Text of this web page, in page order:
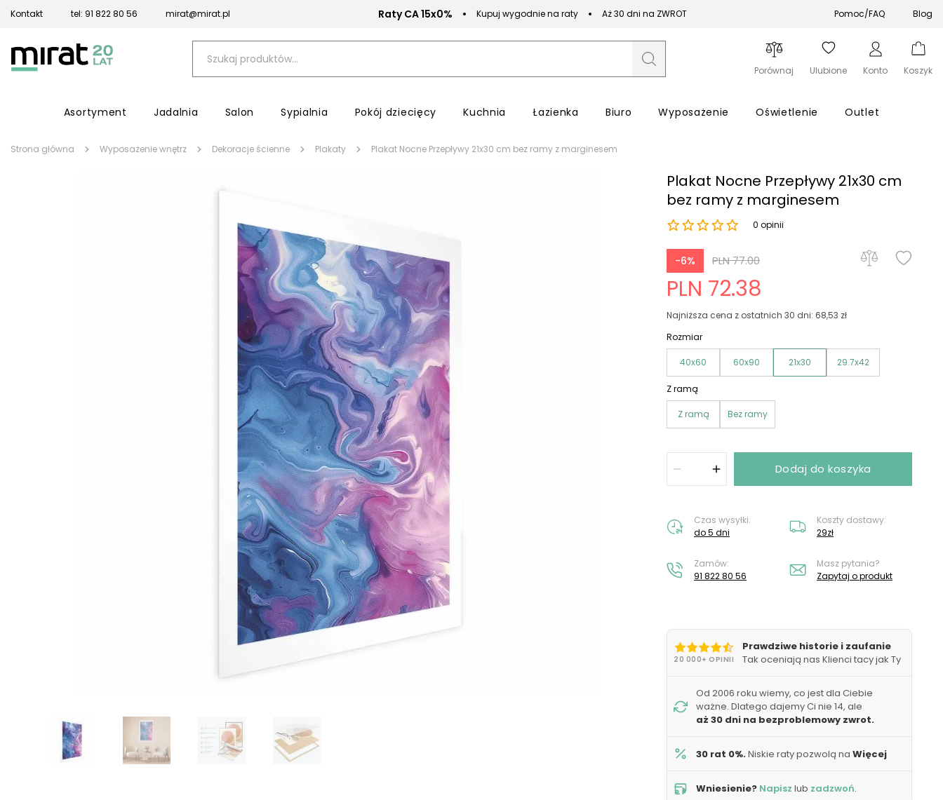
Kontakt tel: 91 822 80 56 mirat@mirat.pl Raty CA 15x0% Kupuj wygodnie na raty Aż 30 dni na ZWROT Pomoc/FAQ Blog
Porównaj Ulubione Konto
Zapomniałeś hasła?
Nie masz konta? Załóż konto
Koszyk
Asortyment Jadalnia Salon Sypialnia Pokój dziecięcy Kuchnia Łazienka Biuro Wyposażenie Oświetlenie Outlet
Strona główna Wyposażenie wnętrz Dekoracje ścienne Plakaty Plakat Nocne Przepływy 21x30 cm bez ramy z marginesem
Plakat Nocne Przepływy 21x30 cm
bez ramy z marginesem
0 opinii
-6% PLN 77.00
PLN 72.38
Najniższa cena z ostatnich 30 dni: 68,53 zł
Rozmiar
40x60 60x90 21x30 29.7x42
Z ramą
Z ramą Bez ramy
Dodaj do koszyka
Czas wysyłki:
do 5 dni
Koszty dostawy:
29zł
Zamów:
91 822 80 56
Masz pytania?
Zapytaj o produkt
20 000+ OPINII
Prawdziwe historie i zaufanie
Tak oceniają nas Klienci tacy jak Ty
Od 2006 roku wiemy, co jest dla Ciebie
ważne. Dlatego dajemy Ci nie 14, ale
aż 30 dni na bezproblemowy zwrot.
30 rat 0%.Niskie raty pozwolą na Więcej
Wniesienie? Napisz lub zadzwoń.